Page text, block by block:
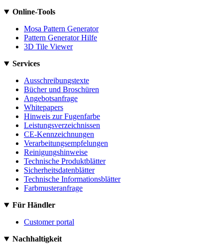
Online-Tools
Mosa Pattern Generator
Pattern Generator Hilfe
3D Tile Viewer
Services
Ausschreibungstexte
Bücher und Broschüren
Angebotsanfrage
Whitepapers
Hinweis zur Fugenfarbe
Leistungsverzeichnissen
CE-Kennzeichnungen
Verarbeitungsempfelungen
Reinigungshinweise
Technische Produktblätter
Sicherheitsdatenblätter
Technische Informationsblätter
Farbmusteranfrage
Für Händler
Customer portal
Nachhaltigkeit